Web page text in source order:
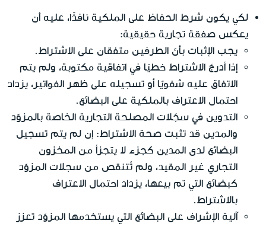
لكي يكون شرط الحفاظ على الملكية نافذًا، عليه أن
يعكس صفقة تجارية حقيقية:
يجب الإثبات بأنّ الطرفين متفقان على الاشتراط.
إذا أدرجَ الاشتراط خطيًا في اتفاقية مكتوبة، ولم يتم
الاتفاق عليه شفويًا أو تسجيله على ظهر الفواتير، يزداد
احتمال الاعتراف بالملكية على البضائع.
التدوين في سجّلات المصلحة التجارية الخاصة بالمزوّد
والمدين قد تثبت صحة الاشتراط: إن لم يتم تسجيل
البضائع لدى المدين كجزء لا يتجزأ من المخزون
التجاري غير المقيد، ولم تُتنقص من سجلات المزوّد
كبضائع التي تم بيعها، يزداد احتمال الاعتراف
بالاشتراط.
آلية الإشراف على البضائع التي يستخدمها المزوّد تعزز